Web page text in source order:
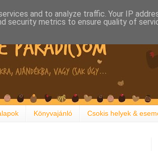
Könyvajánló Csokis helyek &
and to analyze traffic. Your IP
security metrics to ensure quality of